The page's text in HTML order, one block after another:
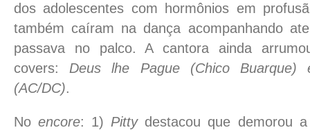
dos adolescentes com hormônios em
também caíram na dança acompanhando
passava no palco. A cantora ainda
covers: Deus lhe Pague (Chico Buarque)
(AC/DC).
Noencore: 1) Pittydestacou que demorou